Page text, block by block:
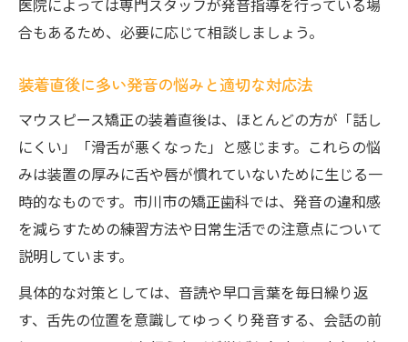
医院によっては専門スタッフが発音指導を行っている場
合もあるため、必要に応じて相談しましょう。
装着直後に多い発音の悩みと適切な対応法
マウスピース矯正の装着直後は、ほとんどの方が「話し
にくい」「滑舌が悪くなった」と感じます。これらの悩
みは装置の厚みに舌や唇が慣れていないために生じる一
時的なものです。市川市の矯正歯科では、発音の違和感
を減らすための練習方法や日常生活での注意点について
説明しています。
具体的な対策としては、音読や早口言葉を毎日繰り返
す、舌先の位置を意識してゆっくり発音する、会話の前